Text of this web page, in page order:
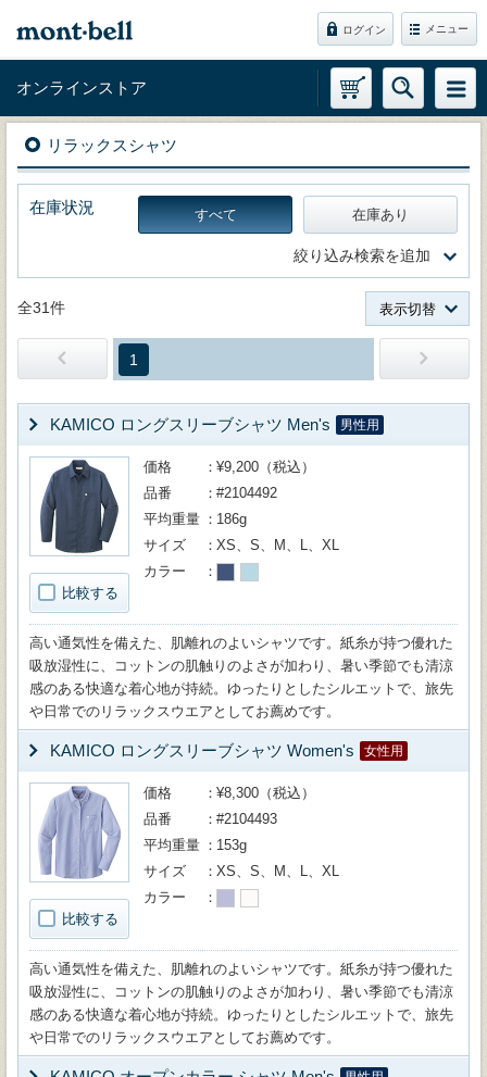
ログイン メニュー
オンラインストア
リラックスシャツ
在庫状況 すべて 在庫あり
絞り込み検索を追加
全31件 表示切替
1
KAMICO ロングスリーブシャツ Men's 男性用
比較する
価格
¥9,200（税込）
品番
#2104492
平均重量
186g
サイズ
XS、S、M、L、XL
カラー
高い通気性を備えた、肌離れのよいシャツです。紙糸が持つ優れた
吸放湿性に、コットンの肌触りのよさが加わり、暑い季節でも清涼
感のある快適な着心地が持続。ゆったりとしたシルエットで、旅先
や日常でのリラックスウエアとしてお薦めです。
KAMICO ロングスリーブシャツ Women's 女性用
比較する
価格
¥8,300（税込）
品番
#2104493
平均重量
153g
サイズ
XS、S、M、L、XL
カラー
高い通気性を備えた、肌離れのよいシャツです。紙糸が持つ優れた
吸放湿性に、コットンの肌触りのよさが加わり、暑い季節でも清涼
感のある快適な着心地が持続。ゆったりとしたシルエットで、旅先
や日常でのリラックスウエアとしてお薦めです。